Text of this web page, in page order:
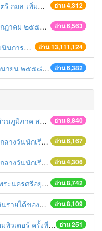
อ่าน 4,312
ได้รับอนุมัติการจัดสรรงบประมาณรายจ่ายประจำปีงบประมาณ พ.ศ. ๒๕๕๘
อ่าน 6,563
ฎาคม ๒๕๕๘
อ่าน 13,111,124
แบบบูรณาการ
อ่าน 6,382
ะบบ E-Inspection)
อ่าน 8,840
ะบรมราชูปถัมภ์ ประจำปี 2559
อ่าน 6,167
รีอยุธยา (โรงเรียนวัดลำตะเคียน)
อ่าน 4,306
รีอยุธยา (โรงเรียนวัดสนามทอง)
อ่าน 8,742
วมจิตต์น้อมเกล้าฯ ปีการศึกษา 2558
อ่าน 8,109
รศึกษา ประจำปี 2559
อ่าน 251
ร์ ครั้งที่ 1 / 2559